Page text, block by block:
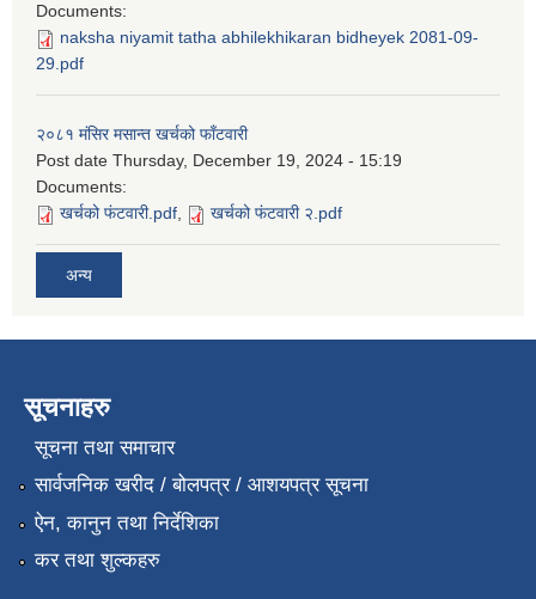
Documents:
naksha niyamit tatha abhilekhikaran bidheyek 2081-09-
29.pdf
२०८१ मंसिर मसान्त खर्चको फाँटवारी
Post date Thursday, December 19, 2024 - 15:19
Documents:
खर्चको फंटवारी.pdf, खर्चको फंटवारी २.pdf
अन्य
सूचनाहरु
सूचना तथा समाचार
सार्वजनिक खरीद / बोलपत्र / आशयपत्र सूचना
ऐन, कानुन तथा निर्देशिका
कर तथा शुल्कहरु